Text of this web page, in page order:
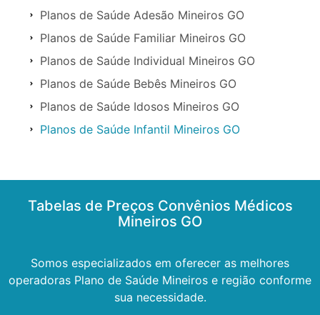
Planos de Saúde Adesão Mineiros GO
Planos de Saúde Familiar Mineiros GO
Planos de Saúde Individual Mineiros GO
Planos de Saúde Bebês Mineiros GO
Planos de Saúde Idosos Mineiros GO
Planos de Saúde Infantil Mineiros GO
Tabelas de Preços Convênios Médicos
Mineiros GO
Somos especializados em oferecer as melhores
operadoras Plano de Saúde Mineiros e região conforme
sua necessidade.